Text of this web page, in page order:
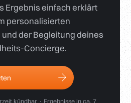
Ergebnis einfach erklärt
personalisierten
der Begleitung deines
Concierge.
kündbar · Ergebnisse in ca. 7